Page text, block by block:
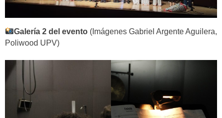
Galería 2 del evento(Imágenes Gabriel Argente Aguilera,
Poliwood UPV)